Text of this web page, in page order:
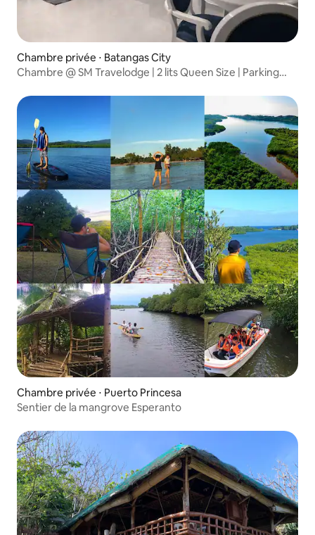
Chambre privée ⋅ Batangas City
Chambre @ SM Travelodge | 2 lits Queen Size | Parking
Chambre privée ⋅ Puerto Princesa
Sentier de la mangrove Esperanto